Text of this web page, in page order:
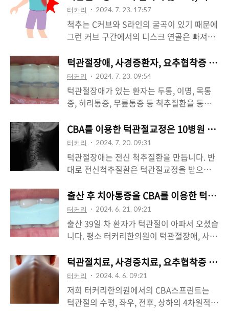
잡아주고 턱관절 신경과 뇌신경계가 눌리지
않게 해주는 역할을 합니다. 턱관절..
서 스프린트만 했기 때문에 치료가 잘 되지
않는 것은 당연한 결과입니다.믿기지 않지만
경추1번, 2번 사이는 디스크가 없기 때문에
하자면 조립이 잘 되지 않고 슬쩍 빠져있도록
생겨있다는 뜻입니다. 나사 빠진 24마디 척추
는 ..
하였습니다.그렇기 때문에 치아의 교합이 엉
망이면 목이 틀어지게 되고 허리도 같이 틀어
진다는 결론을 생각할 수 있습니다. 경추 1,2
번은 항상 빠져있는데 그렇다면 경추와 요추
가 항상 틀어지게 된다는 것을 또한 알 수 있
습니다. X-ray, MRI 같은 2차원적인 검사 외
에 척추와 골반의 특수 촬영을 한 영상을 보
면 뇌척수액의 흐름에 따라 골반도 같이 움직
이는 것을 볼 수 있었고 뇌척수액의 흐름이
액이 잘 흐른다는 것도 확인되었습니다. 가부
좌, 도인법과 같은 선법이나 양생법도 결국에
는 척추를..
터커리 2024. 7. 23. 17:57
척추는 C커브와 S라인의 굴곡이 있기 때문에
그런 커브 구간에서의 디스크 연골은 빠져나
가는 것이 아니고 경추 1번 목뼈도 늘 빠져있
습니다. 왜냐 경추 1,2번 사이에는 디스크 연
골이 없기 때문입니
다.https://naver.me/FgiE6Sux 터커리한의
원 : 네이버방문자리뷰 55 · 블로그리뷰
90m.place.naver.com 의사와 환자는 디스
크라고 하면 무조건 MRI를 찍고 진통제 복용
하다가 시술과 수술만 하려고 듭니다. 그런
사람들을 저는 불만 보고 달려드는 불나방이
라고 했습니다. 시술을 수없이 했으면서 다리
아파서 우리 한의원에 온 환자는 저의 말을
전혀 들으려 하지 않습니다. 하지만 다른 환
자들도 다 마찬가..
턱관절장애, 사경증환자, 요추협착증 환
터커리 2024. 7. 23. 09:54
턱관절장애가 있는 환자는 두통, 이명, 목통
증, 허리통증, 무릎통증 등 척추질환을 동반
빠져있기 때문에 턱관절과 목, 등, 허리가 따
로 움직이게 되면서 부위마다 신경을 누르고
통증을 만들게 됩니다. 나사(경추 1,2번) 빠진
척추기능이 목 따로 허리 따로 치료받는다고
그 척추가 바른 척추가 될 수 없습니다. 빠진
나사(경추 1,2번)를 3번 척추 위에 올려줘야
하고 턱관절과의 수평을 동시에 맞추어 주어
야 척추는 정상 위치로 재조립이 되면서 통증
이 줄어들고 정상기능을 합니다. 빠진 나사
(경추 1,2번)를 바른 위치로 조립하고 턱관절
조립이 되도록 해주는 수술장치가 바로 CBA
장치입니다. CBA교정 치료가 끝이 난 후에
는..
CBA를 이용한 턱관절교정은 10병원 안
터커리 2024. 7. 20. 09:31
턱관절장애는 전신 척추질환을 만듭니다. 반
대로 전신척추질환은 턱관절교정을 받으면
요추협착증 수술 등 척추질환은 인류가 직립
보행을 하면서 생길 수밖에 없는 질환들입니
다. 척추가 주저앉기 때문입니다. 허리디스크
목디스크가 생기면 턱에 통증이 없어도 CBA
를 이용한 턱관절교정을 받아야 근본적인 척
추교정이 됩니다.경추 1,2번은, 슬쩍 빠져있
기 때문입니다.어떻게 보면 우리 몸은 턱 빠
진, 경추 빠진 척추구조를 이루고 있습니다.
턱관절통증, 턱관절장애로 우리 한의원에서
CBA로 교정받다가 평소에 갖고 있던 목디스
출산 후 치아통증을 CBA를 이용한 턱관
터커리 2024. 6. 21. 09:21
출산 39일 차 환자가 턱관절이 아파서 오셨습
니다. 평소 터커리한의원이 턱관절장애, 사경
것을 알고 있었던 환자분이셨는데 출산 이후
치아가 아파서 치과 2군데에서 검사를 받고
한의원에서 치료를 받고 호전이 없어서 오셨
습니다.멀쩡한 치아를 신경치료 할 뻔했지만
턱관절 환자였던 것.치과 2군데에서 X-ray상
턱관절치료, 사경증치료, 요추협착증 치
터커리 2024. 4. 6. 09:21
저희 터커리한의원에서의 CBA스프린트는
턱관절의 수평, 좌우, 전후, 상하의 4차원적인